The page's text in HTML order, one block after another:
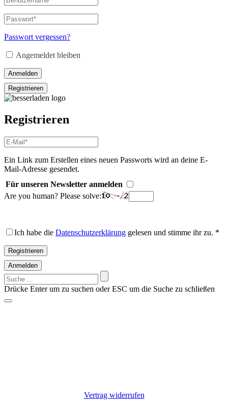
oder
E-
Mail-
Adresse*
Passwort*
Erforderlich
Passwort vergessen?
Angemeldet bleiben
Anmelden
Registrieren
Registrieren
E-
Mail-
Adresse*
Erforderlich
Ein Link zum Erstellen eines neuen Passworts wird an deine E-
Mail-Adresse gesendet.
Für unseren Newsletter anmelden
Are you human? Please solve:
Ich habe die Datenschutzerklärung gelesen und stimme ihr zu. *
Registrieren
Anmelden
Suchen
nach:
Drücke Enter um zu suchen oder ESC um die Suche zu schließen
Vertrag widerrufen